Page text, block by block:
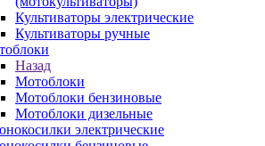
Культиваторы электрические
Культиваторы ручные
Назад
Мотоблоки
Мотоблоки бензиновые
Мотоблоки дизельные
электрические